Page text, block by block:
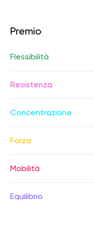
Premio
Flessibilità
Resistenza
Concentrazione
Forza
Mobilità
Equilibrio